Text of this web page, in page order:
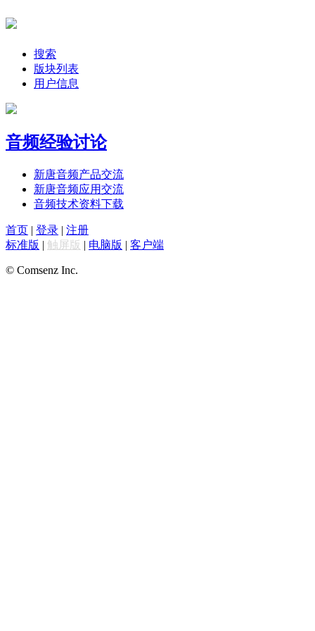
搜索
版块列表
用户信息
音频经验讨论
新唐音频产品交流
新唐音频应用交流
音频技术资料下载
首页 | 登录 | 注册
标准版 | 触屏版 | 电脑版 | 客户端
© Comsenz Inc.